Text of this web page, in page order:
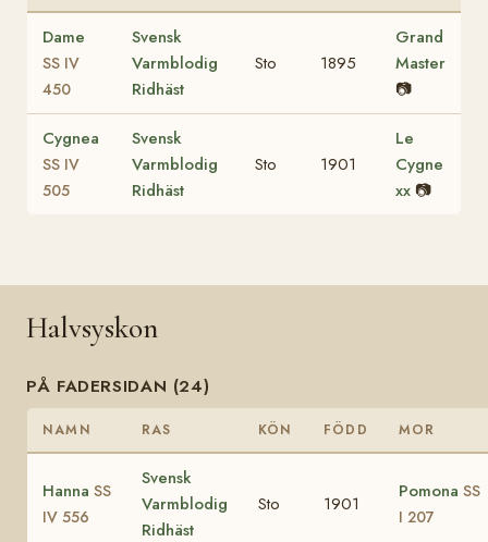
Dame
SS IV
450
Svensk
Varmblodig
Ridhäst
Sto 1895
Grand
Master
📷
Cygnea
SS IV
505
Svensk
Varmblodig
Ridhäst
Sto 1901
Le
Cygne
xx 📷
Halvsyskon
PÅ FADERSIDAN (24)
NAMN RAS KÖN FÖDD MOR
Hanna SS
IV 556
Svensk
Varmblodig
Ridhäst
Sto 1901
Pomona SS
I 207